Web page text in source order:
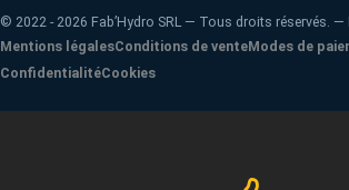
© 2022 - 2026 Fab’Hydro SRL — Tous droits réservés. —
Mentions légalesConditions de venteModes de
ConfidentialitéCookies